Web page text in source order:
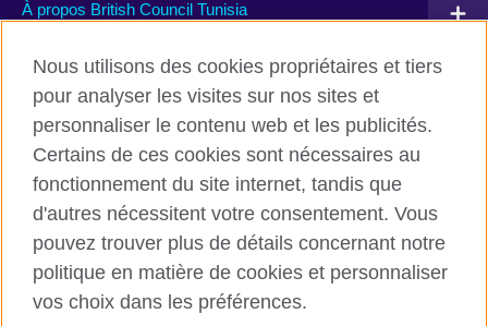
À propos British Council Tunisia
Communiquez avec nous
TikTok
British Council global
Conditions d’utilisation et protection des données
Nous utilisons des cookies propriétaires et tiers
pour analyser les visites sur nos sites et
personnaliser le contenu web et les publicités.
Certains de ces cookies sont nécessaires au
fonctionnement du site internet, tandis que
d'autres nécessitent votre consentement. Vous
pouvez trouver plus de détails concernant notre
politique en matière de cookies et personnaliser
vos choix dans les préférences.